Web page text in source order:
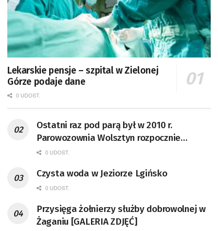
Lekarskie pensje – szpital w Zielonej
Górze podaje dane
0 UDOST.
Ostatni raz pod parą był w 2010 r.
Parowozownia Wolsztyn rozpocznie
remont unikatowego Tr5-65
0 UDOST.
Czysta woda w Jeziorze Lgińsko
0 UDOST.
Przysięga żołnierzy służby dobrowolnej w
Żaganiu [GALERIA ZDJĘĆ]